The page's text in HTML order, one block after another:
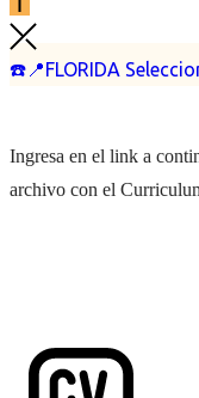
☎️📍FLORIDA
Ingresa en el link a
archivo con el